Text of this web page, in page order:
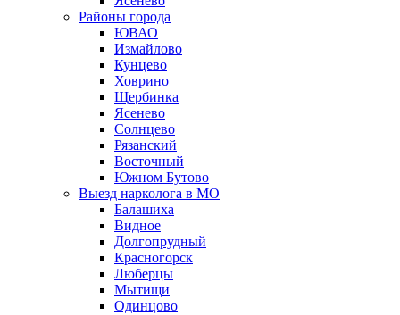
Районы города
ЮВАО
Измайлово
Кунцево
Ховрино
Щербинка
Ясенево
Солнцево
Рязанский
Восточный
Южном Бутово
Выезд нарколога в МО
Балашиха
Видное
Долгопрудный
Красногорск
Люберцы
Мытищи
Одинцово